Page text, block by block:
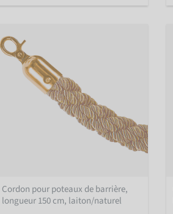
Cordon pour poteaux de barrière,
longueur 150 cm, laiton/naturel